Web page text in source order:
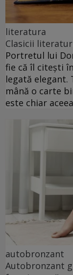
literatura
Clasicii
Portretul lui
fie că îl citești
legată elegant.
mână o carte
este chiar
autobronzant
Autobronzant